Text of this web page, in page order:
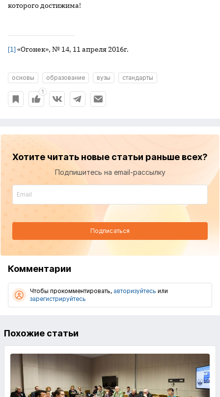
которого достижима!
[1]«Огонек», № 14, 11 апреля 2016г.
основы образование вузы стандарты
1
Хотите читать новые статьи раньше всех?
Подпишитесь на email-рассылку
Подписаться
Комментарии
Чтобы прокомментировать, авторизуйтесь или
зарегистрируйтесь
Похожие статьи